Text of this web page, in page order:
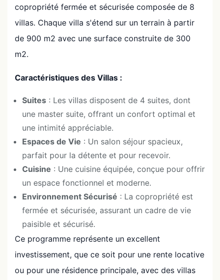
copropriété fermée et sécurisée composée de 8
villas. Chaque villa s'étend sur un terrain à partir
de 900 m2 avec une surface construite de 300
m2.
Caractéristiques des Villas :
Suites : Les villas disposent de 4 suites, dont
une master suite, offrant un confort optimal et
une intimité appréciable.
Espaces de Vie : Un salon séjour spacieux,
parfait pour la détente et pour recevoir.
Cuisine : Une cuisine équipée, conçue pour offrir
un espace fonctionnel et moderne.
Environnement Sécurisé : La copropriété est
fermée et sécurisée, assurant un cadre de vie
paisible et sécurisé.
Ce programme représente un excellent
investissement, que ce soit pour une rente locative
ou pour une résidence principale, avec des villas